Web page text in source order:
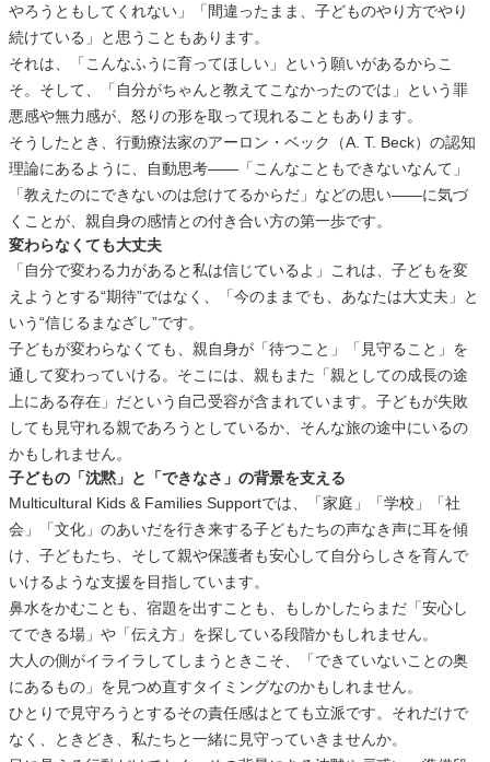
やろうともしてくれない」「間違ったまま、子どものやり方でやり
続けている」と思うこともあります。
それは、「こんなふうに育ってほしい」という願いがあるからこ
そ。そして、「自分がちゃんと教えてこなかったのでは」という罪
悪感や無力感が、怒りの形を取って現れることもあります。
そうしたとき、行動療法家のアーロン・ベック（A. T. Beck）の認知
理論にあるように、自動思考――「こんなこともできないなんて」
「教えたのにできないのは怠けてるからだ」などの思い――に気づ
くことが、親自身の感情との付き合い方の第一歩です。
変わらなくても大丈夫
「自分で変わる力があると私は信じているよ」これは、子どもを変
えようとする“期待”ではなく、「今のままでも、あなたは大丈夫」と
いう“信じるまなざし”です。
子どもが変わらなくても、親自身が「待つこと」「見守ること」を
通して変わっていける。そこには、親もまた「親としての成長の途
上にある存在」だという自己受容が含まれています。子どもが失敗
しても見守れる親であろうとしているか、そんな旅の途中にいるの
かもしれません。
子どもの「沈黙」と「できなさ」の背景を支える
Multicultural Kids & Families Supportでは、「家庭」「学校」「社
会」「文化」のあいだを行き来する子どもたちの声なき声に耳を傾
け、子どもたち、そして親や保護者も安心して自分らしさを育んで
いけるような支援を目指しています。
鼻水をかむことも、宿題を出すことも、もしかしたらまだ「安心し
てできる場」や「伝え方」を探している段階かもしれません。
大人の側がイライラしてしまうときこそ、「できていないことの奥
にあるもの」を見つめ直すタイミングなのかもしれません。
ひとりで見守ろうとするその責任感はとても立派です。それだけで
なく、ときどき、私たちと一緒に見守っていきませんか。